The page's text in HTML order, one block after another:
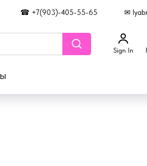
☎ +7(903)-405-55-65 ✉
Sign In